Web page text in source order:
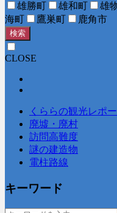
雄勝町
雄和町 雄
海町
鷹巣町 鹿角市
検索
CLOSE
くららの観光レポー
廃墟・廃村
訪問高難度
謎の建造物
電柱路線
キーワード